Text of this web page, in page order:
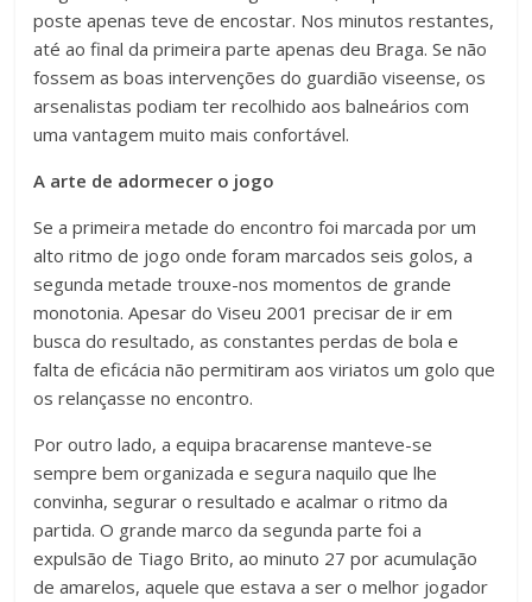
poste apenas teve de encostar. Nos minutos restantes,
até ao final da primeira parte apenas deu Braga. Se não
fossem as boas intervenções do guardião viseense, os
arsenalistas podiam ter recolhido aos balneários com
uma vantagem muito mais confortável.
A arte de adormecer o jogo
Se a primeira metade do encontro foi marcada por um
alto ritmo de jogo onde foram marcados seis golos, a
segunda metade trouxe-nos momentos de grande
monotonia. Apesar do Viseu 2001 precisar de ir em
busca do resultado, as constantes perdas de bola e
falta de eficácia não permitiram aos viriatos um golo que
os relançasse no encontro.
Por outro lado, a equipa bracarense manteve-se
sempre bem organizada e segura naquilo que lhe
convinha, segurar o resultado e acalmar o ritmo da
partida. O grande marco da segunda parte foi a
expulsão de Tiago Brito, ao minuto 27 por acumulação
de amarelos, aquele que estava a ser o melhor jogador